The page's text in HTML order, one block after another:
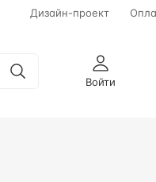
Дизайн-проект
Войти